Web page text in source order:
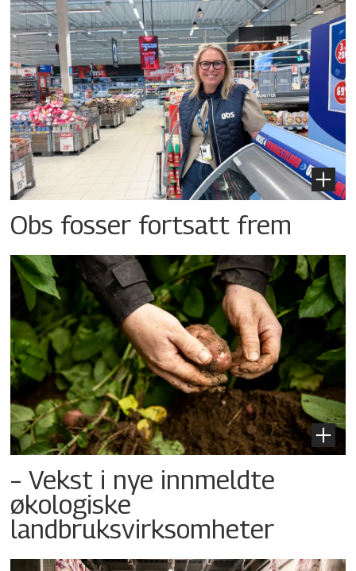
Obs fosser fortsatt frem
– Vekst i nye innmeldte
økologiske
landbruksvirksomheter